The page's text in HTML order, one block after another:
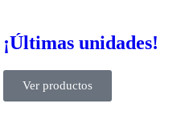
¡Últimas unidades!
Ver productos